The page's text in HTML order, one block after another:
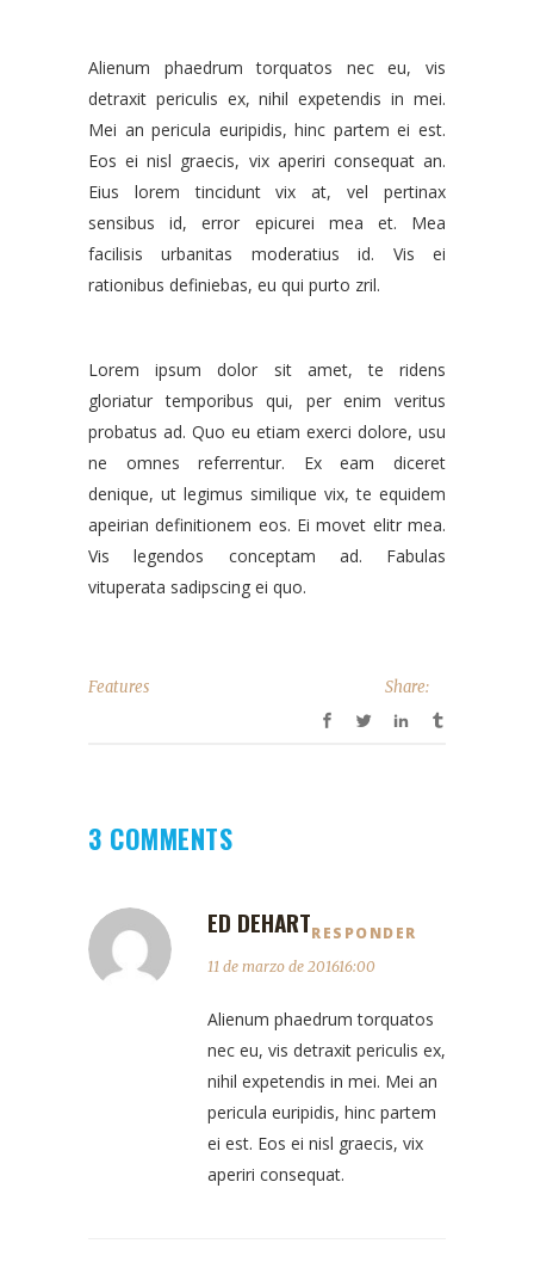
Alienum phaedrum torquatos nec eu, vis
detraxit periculis ex, nihil expetendis in mei.
Mei an pericula euripidis, hinc partem ei est.
Eos ei nisl graecis, vix aperiri consequat an.
Eius lorem tincidunt vix at, vel pertinax
sensibus id, error epicurei mea et. Mea
facilisis urbanitas moderatius id. Vis ei
rationibus definiebas, eu qui purto zril.
Lorem ipsum dolor sit amet, te ridens
gloriatur temporibus qui, per enim veritus
probatus ad. Quo eu etiam exerci dolore, usu
ne omnes referrentur. Ex eam diceret
denique, ut legimus similique vix, te equidem
apeirian definitionem eos. Ei movet elitr mea.
Vis legendos conceptam ad. Fabulas
vituperata sadipscing ei quo.
Features Share:
3 COMMENTS
ED DEHARTRESPONDER
11 de marzo de 201616:00
Alienum phaedrum torquatos
nec eu, vis detraxit periculis ex,
nihil expetendis in mei. Mei an
pericula euripidis, hinc partem
ei est. Eos ei nisl graecis, vix
aperiri consequat.